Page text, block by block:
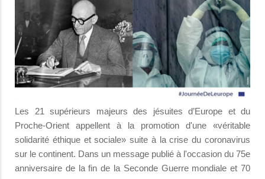
Les 21 supérieurs majeurs des jésuites d’Europe et du
Proche-Orient appellent à la promotion d'une «véritable
solidarité éthique et sociale» suite à la crise du coronavirus
sur le continent. Dans un message publié à l'occasion du 75e
anniversaire de la fin de la Seconde Guerre mondiale et 70